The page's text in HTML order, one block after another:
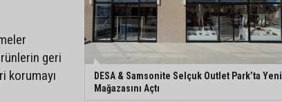
geri
korumayı
DESA & Samsonite Selçuk Outlet Park’ta Yeni
Mağazasını Açtı